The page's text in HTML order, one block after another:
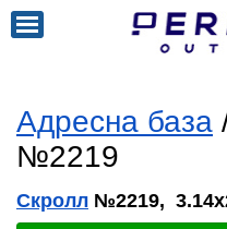
Адресна база
№2219
Скролл №2219,